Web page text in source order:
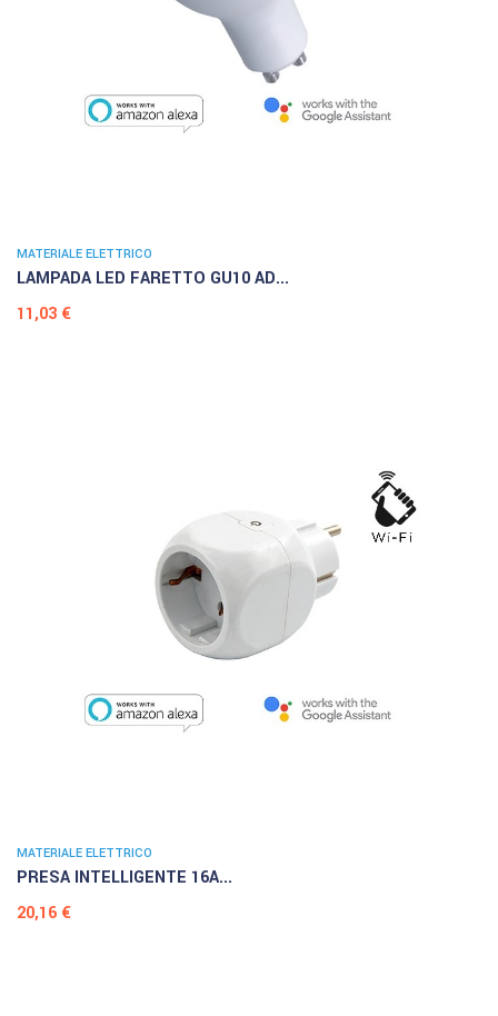
MATERIALE ELETTRICO
LAMPADA LED FARETTO GU10 AD...
Prezzo
11,03 €
MATERIALE ELETTRICO
PRESA INTELLIGENTE 16A...
Prezzo
20,16 €